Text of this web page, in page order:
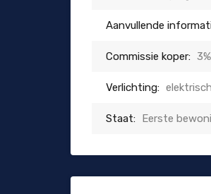
Aanvullende
Commissie koper: 3%
Verlichting: elektrisch
Staat: Eerste